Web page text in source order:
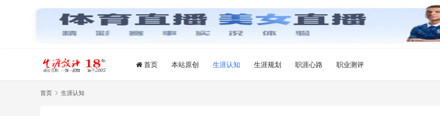
首页 本站原创 生涯认知 生涯规划 职涯心路 职业测评
首页 生涯认知